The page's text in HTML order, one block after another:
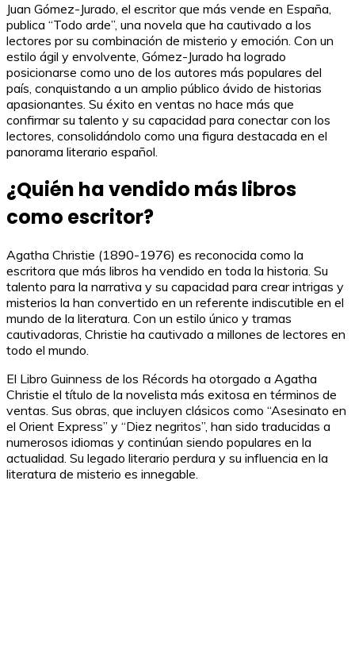
Juan Gómez-Jurado, el escritor que más vende en España,
publica “Todo arde”, una novela que ha cautivado a los
lectores por su combinación de misterio y emoción. Con un
estilo ágil y envolvente, Gómez-Jurado ha logrado
posicionarse como uno de los autores más populares del
país, conquistando a un amplio público ávido de historias
apasionantes. Su éxito en ventas no hace más que
confirmar su talento y su capacidad para conectar con los
lectores, consolidándolo como una figura destacada en el
panorama literario español.
¿Quién ha vendido más libros
como escritor?
Agatha Christie (1890-1976) es reconocida como la
escritora que más libros ha vendido en toda la historia. Su
talento para la narrativa y su capacidad para crear intrigas y
misterios la han convertido en un referente indiscutible en el
mundo de la literatura. Con un estilo único y tramas
cautivadoras, Christie ha cautivado a millones de lectores en
todo el mundo.
El Libro Guinness de los Récords ha otorgado a Agatha
Christie el título de la novelista más exitosa en términos de
ventas. Sus obras, que incluyen clásicos como “Asesinato en
el Orient Express” y “Diez negritos”, han sido traducidas a
numerosos idiomas y continúan siendo populares en la
actualidad. Su legado literario perdura y su influencia en la
literatura de misterio es innegable.